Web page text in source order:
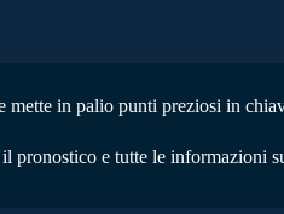
in palio punti preziosi in
il pronostico e tutte le informazioni